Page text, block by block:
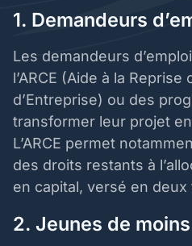
1. Demandeurs
Les demandeurs
l’ARCE (Aide à la Reprise
d’Entreprise) ou des
transformer leur projet
L’ARCE permet
des droits restants à
en capital, versé en deux
2. Jeunes de